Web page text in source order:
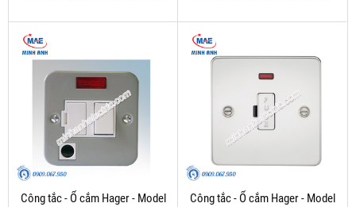
Công tắc - Ổ cắm Hager - Model
Công tắc - Ổ cắm Hager - Model